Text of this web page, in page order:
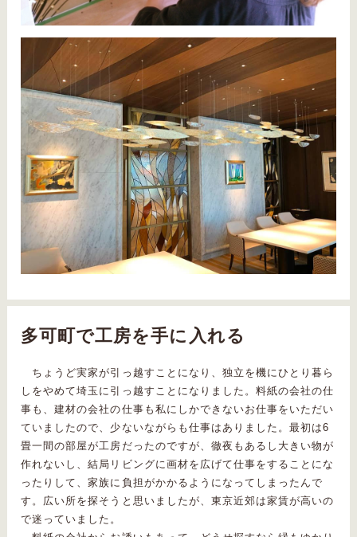
多可町で工房を手に入れる
ちょうど実家が引っ越すことになり、独立を機にひとり暮ら
しをやめて埼玉に引っ越すことになりました。料紙の会社の仕
事も、建材の会社の仕事も私にしかできないお仕事をいただい
ていましたので、少ないながらも仕事はありました。最初は6
畳一間の部屋が工房だったのですが、徹夜もあるし大きい物が
作れないし、結局リビングに画材を広げて仕事をすることにな
ったりして、家族に負担がかかるようになってしまったんで
す。広い所を探そうと思いましたが、東京近郊は家賃が高いの
で迷っていました。